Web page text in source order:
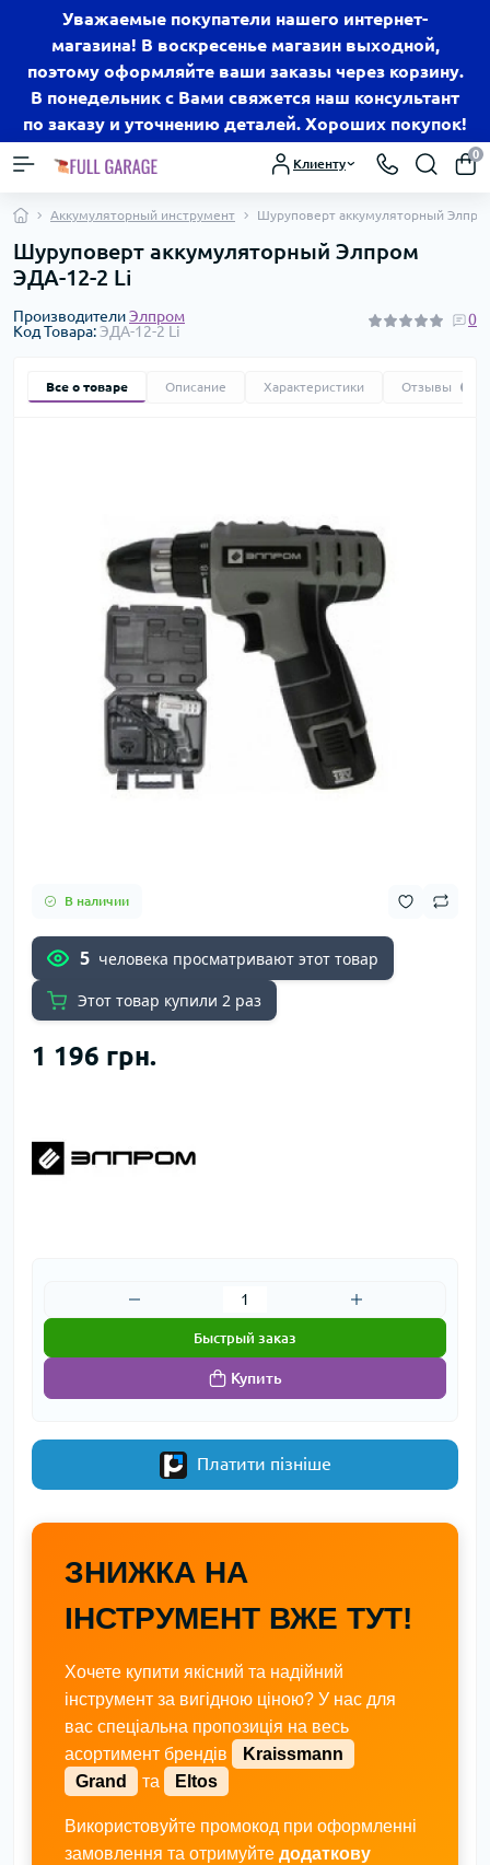
Уважаемые покупатели нашего интернет-
магазина! В воскресенье магазин выходной,
поэтому оформляйте ваши заказы через корзину.
В понедельник с Вами свяжется наш консультант
по заказу и уточнению деталей. Хороших покупок!
Клиенту
0
Аккумуляторный инструмент Шуруповерт аккумуляторный
Шуруповерт аккумуляторный Элпром
ЭДА-12-2 Li
ПроизводителиЭлпром
Код Товара:ЭДА-12-2 Li
0
Все о товаре Описание Характеристики Отзывы
В наличии
5 человека просматривают этот товар
Этот товар купили 2 раз
1 196 грн.
Купить
Быстрый заказ
Платити пізніше
ЗНИЖКА НА
ІНСТРУМЕНТ ВЖЕ ТУТ!
Хочете купити якісний та надійний
інструмент за вигідною ціною? У нас для
вас спеціальна пропозиція на весь
асортимент брендів
Kraissmann
Grand
та Eltos
Використовуйте промокод при оформленні
замовлення та отримуйте додаткову